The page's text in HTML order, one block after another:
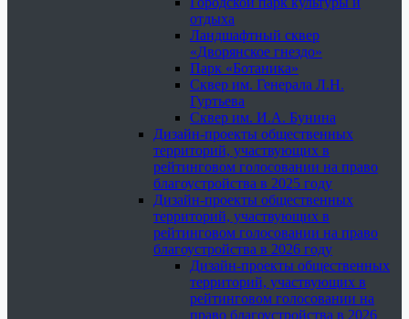
отдыха
Ландшафтный сквер
«Дворянское гнездо»
Парк «Ботаника»
Сквер им. Генерала Л.Н.
Гуртьева
Сквер им. И.А. Бунина
Дизайн-проекты общественных
территорий, участвующих в
рейтинговом голосовании на право
благоустройства в 2025 году
Дизайн-проекты общественных
территорий, участвующих в
рейтинговом голосовании на право
благоустройства в 2026 году
Дизайн-проекты общественных
территорий, участвующих в
рейтинговом голосовании на
право благоустройства в 2026